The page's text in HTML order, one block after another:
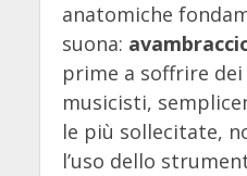
anatomiche
suona:
prime a soffrire
musicisti,
le più sollecitate,
l’uso dello